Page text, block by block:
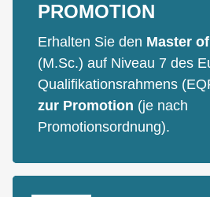
PROMOTION
Erhalten Sie den Master
(M.Sc.) auf Niveau 7 des
Qualifikationsrahmens
zur Promotion (je nach
Promotionsordnung).